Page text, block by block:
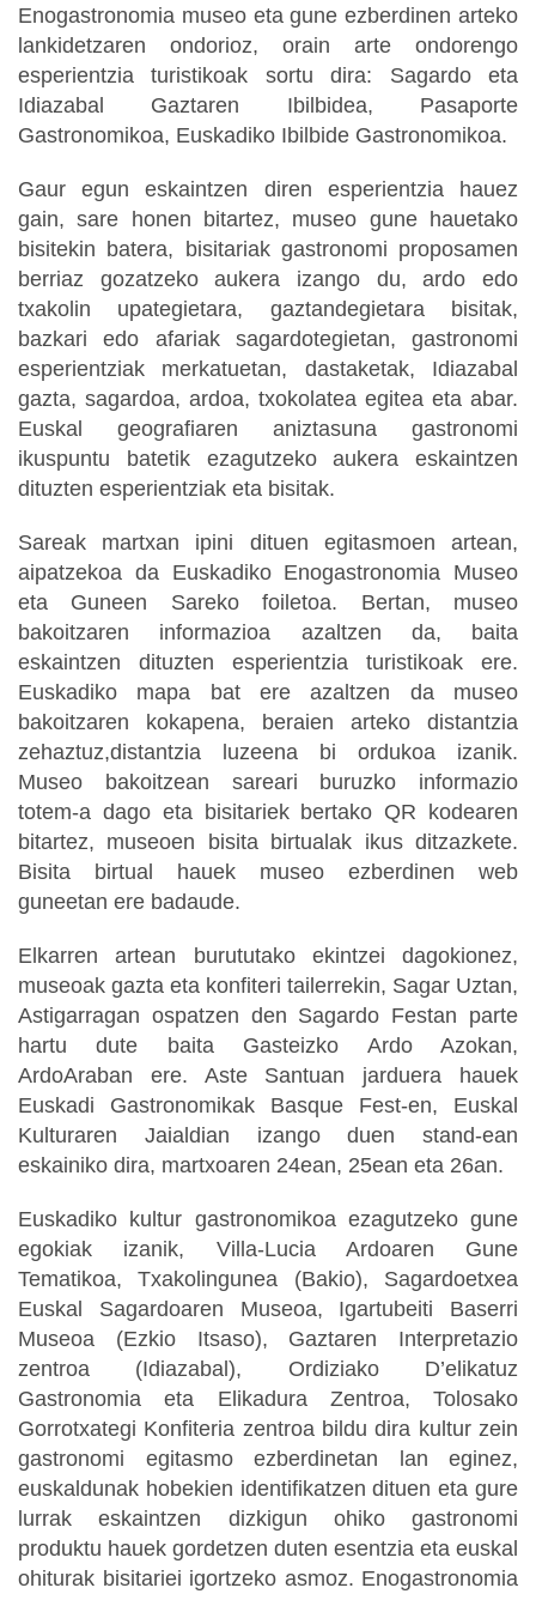
Enogastronomia museo eta gune ezberdinen arteko
lankidetzaren ondorioz, orain arte ondorengo
esperientzia turistikoak sortu dira: Sagardo eta
Idiazabal Gaztaren Ibilbidea, Pasaporte
Gastronomikoa, Euskadiko Ibilbide Gastronomikoa.
Gaur egun eskaintzen diren esperientzia hauez
gain, sare honen bitartez, museo gune hauetako
bisitekin batera, bisitariak gastronomi proposamen
berriaz gozatzeko aukera izango du, ardo edo
txakolin upategietara, gaztandegietara bisitak,
bazkari edo afariak sagardotegietan, gastronomi
esperientziak merkatuetan, dastaketak, Idiazabal
gazta, sagardoa, ardoa, txokolatea egitea eta abar.
Euskal geografiaren aniztasuna gastronomi
ikuspuntu batetik ezagutzeko aukera eskaintzen
dituzten esperientziak eta bisitak.
Sareak martxan ipini dituen egitasmoen artean,
aipatzekoa da Euskadiko Enogastronomia Museo
eta Guneen Sareko foiletoa. Bertan, museo
bakoitzaren informazioa azaltzen da, baita
eskaintzen dituzten esperientzia turistikoak ere.
Euskadiko mapa bat ere azaltzen da museo
bakoitzaren kokapena, beraien arteko distantzia
zehaztuz,distantzia luzeena bi ordukoa izanik.
Museo bakoitzean sareari buruzko informazio
totem-a dago eta bisitariek bertako QR kodearen
bitartez, museoen bisita birtualak ikus ditzazkete.
Bisita birtual hauek museo ezberdinen web
guneetan ere badaude.
Elkarren artean burututako ekintzei dagokionez,
museoak gazta eta konfiteri tailerrekin, Sagar Uztan,
Astigarragan ospatzen den Sagardo Festan parte
hartu dute baita Gasteizko Ardo Azokan,
ArdoAraban ere. Aste Santuan jarduera hauek
Euskadi Gastronomikak Basque Fest-en, Euskal
Kulturaren Jaialdian izango duen stand-ean
eskainiko dira, martxoaren 24ean, 25ean eta 26an.
Euskadiko kultur gastronomikoa ezagutzeko gune
egokiak izanik, Villa-Lucia Ardoaren Gune
Tematikoa, Txakolingunea (Bakio), Sagardoetxea
Euskal Sagardoaren Museoa, Igartubeiti Baserri
Museoa (Ezkio Itsaso), Gaztaren Interpretazio
zentroa (Idiazabal), Ordiziako D’elikatuz
Gastronomia eta Elikadura Zentroa, Tolosako
Gorrotxategi Konfiteria zentroa bildu dira kultur zein
gastronomi egitasmo ezberdinetan lan eginez,
euskaldunak hobekien identifikatzen dituen eta gure
lurrak eskaintzen dizkigun ohiko gastronomi
produktu hauek gordetzen duten esentzia eta euskal
ohiturak bisitariei igortzeko asmoz. Enogastronomia